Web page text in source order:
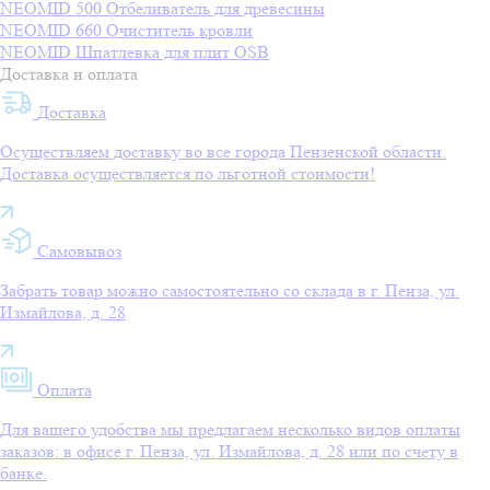
NEOMID 500 Отбеливатель для древесины
NEOMID 660 Очиститель кровли
NEOMID Шпатлевка для плит OSB
Доставка и оплата
Доставка
Осуществляем доставку во все города Пензенской области.
Доставка осуществляется по льготной стоимости!
Самовывоз
Забрать товар можно самостоятельно со склада в г. Пенза, ул.
Измайлова, д. 28
Оплата
Для вашего удобства мы предлагаем несколько видов оплаты
заказов: в офисе г. Пенза, ул. Измайлова, д. 28 или по счету в
банке.